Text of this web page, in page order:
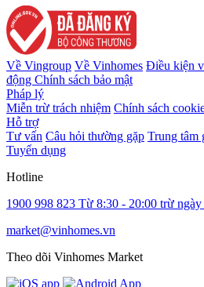
Về Vingroup Về Vinhomes Điều kiện
động Chính sách bảo mật
Pháp lý
Miễn trừ trách nhiệm Chính sách
Hỗ trợ
Tư vấn Câu hỏi thường gặp Trung tâm
Tuyển dụng
Hotline
1900 998 823 Từ 8:30 - 20:00 trừ
market@vinhomes.vn
Theo dõi Vinhomes Market